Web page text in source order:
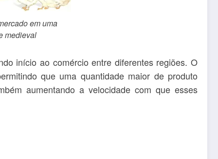
em uma
medieval
início ao comércio entre diferentes regiões. O
que uma quantidade maior de produto
aumentando a velocidade com que esses